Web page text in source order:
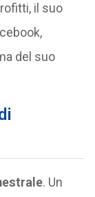
il suo
del suo
. Un